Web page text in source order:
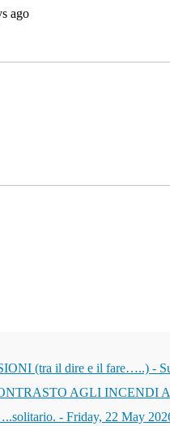
ago
(tra il dire e il fare…..) -
AGLI INCENDI
- Friday, 22 May